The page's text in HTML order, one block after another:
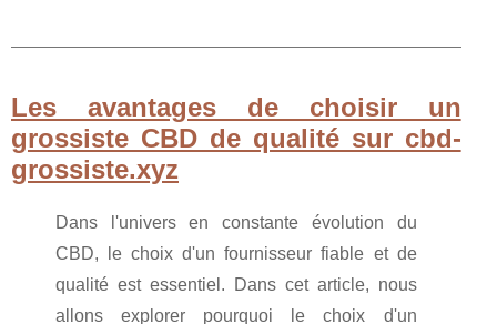
Les avantages de choisir un
grossiste CBD de qualité sur cbd-
grossiste.xyz
Dans l'univers en constante évolution du
CBD, le choix d'un fournisseur fiable et de
qualité est essentiel. Dans cet article, nous
allons explorer pourquoi le choix d'un